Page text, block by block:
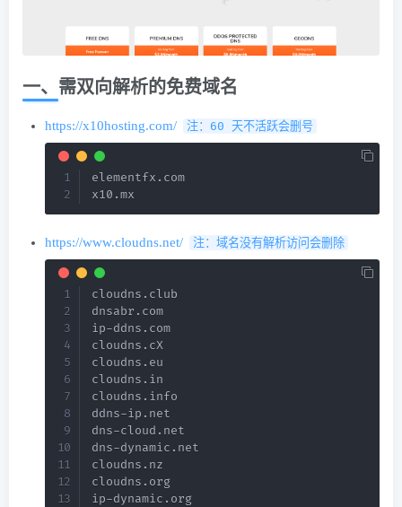
一、需双向解析的免费域名
https://x10hosting.com/ 注：60 天不活跃会删号
elementfx.com
x10.mx
https://www.cloudns.net/ 注：域名没有解析访问会删除
cloudns.club
dnsabr.com
ip-ddns.com
cloudns.cX
cloudns.eu
cloudns.in
cloudns.info
ddns-ip.net
dns-cloud.net
dns-dynamic.net
cloudns.nz
cloudns.org
ip-dynamic.org